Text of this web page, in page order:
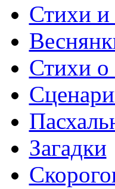
Стихи и
Стихи о
Загадки